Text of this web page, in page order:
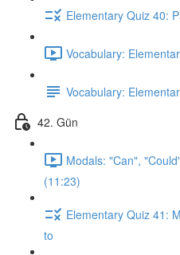
Elementary Quiz 40:
Vocabulary:
Vocabulary:
42. Gün
Modals: "Can",
(11:23)
Elementary Quiz 41:
to